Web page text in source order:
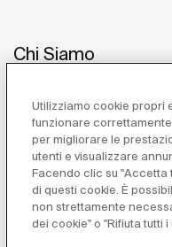
Chi Siamo
Ispirazione
Utilizziamo cookie propri
funzionare
per migliorare le
utenti e visualizzare
Facendo clic su "Accetta
di questi cookie. È
non strettamente
dei cookie" o "Rifiuta tutti i